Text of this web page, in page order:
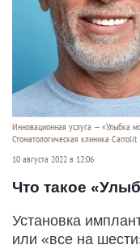
Инновационная услуга — «Улыбка
Стоматологическая клиника Carrolit
10 августа 2022 в 12:06
Что такое
Установка
или «все на